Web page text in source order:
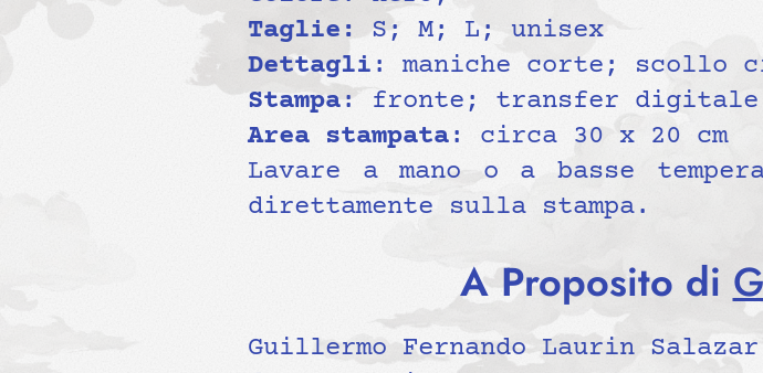
Taglie:
S; M; L; unisex
Dettagli : maniche corte; scollo
Stampa: fronte; transfer digitale
Area stampata: circa 30 x 20 cm
Lavare a mano o a basse
direttamente sulla stampa.
A Proposito di
Guillermo Fernando Laurin